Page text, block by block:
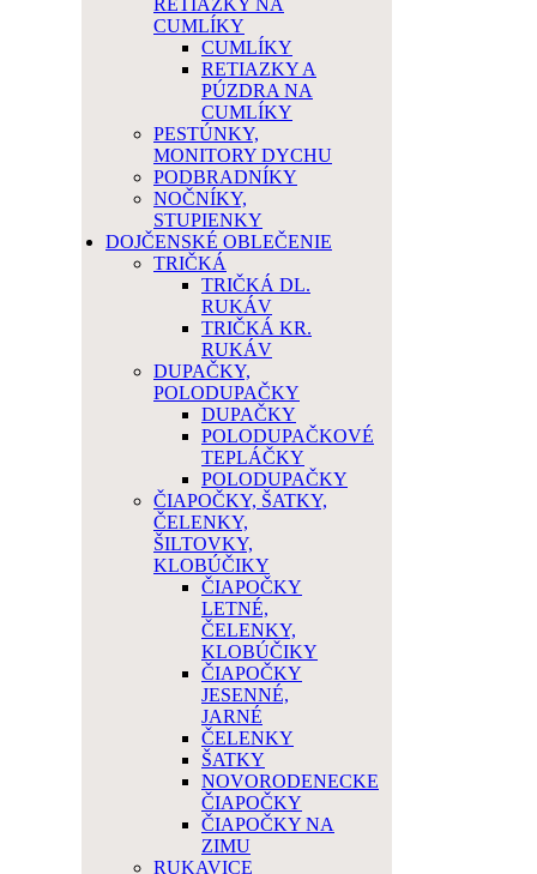
RETIAZKY NA
CUMLÍKY
CUMLÍKY
RETIAZKY A
PÚZDRA NA
CUMLÍKY
PESTÚNKY,
MONITORY DYCHU
PODBRADNÍKY
NOČNÍKY,
STUPIENKY
DOJČENSKÉ OBLEČENIE
TRIČKÁ
TRIČKÁ DL.
RUKÁV
TRIČKÁ KR.
RUKÁV
DUPAČKY,
POLODUPAČKY
DUPAČKY
POLODUPAČKOVÉ
TEPLÁČKY
POLODUPAČKY
ČIAPOČKY, ŠATKY,
ČELENKY,
ŠILTOVKY,
KLOBÚČIKY
ČIAPOČKY
LETNÉ,
ČELENKY,
KLOBÚČIKY
ČIAPOČKY
JESENNÉ,
JARNÉ
ČELENKY
ŠATKY
NOVORODENECKE
ČIAPOČKY
ČIAPOČKY NA
ZIMU
RUKAVICE